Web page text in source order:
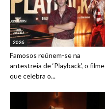
2026
Famosos reúnem-se na
antestreia de ‘Playback’, o filme
que celebra o...